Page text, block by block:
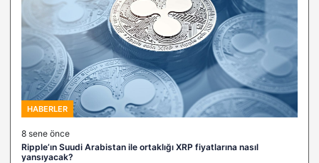
HABERLER
8 sene önce
Ripple’ın Suudi Arabistan ile ortaklığı XRP fiyatlarına nasıl
yansıyacak?